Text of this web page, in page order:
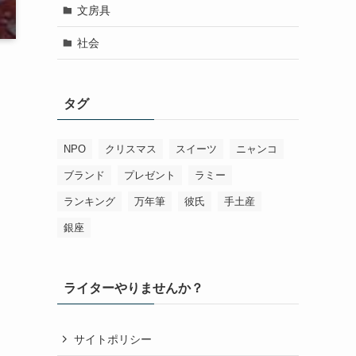
文房具
社会
タグ
NPO クリスマス スイーツ ニャンコ
ブランド プレゼント ラミー
ランキング 万年筆 彼氏 手土産
銀座
ライターやりませんか？
サイトポリシー